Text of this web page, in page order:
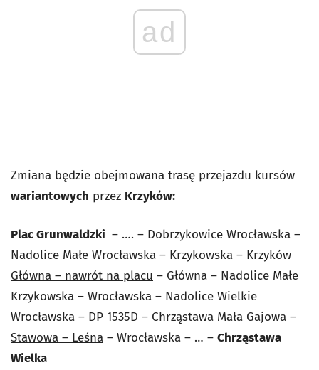
ad
Zmiana będzie obejmowana trasę przejazdu kursów
wariantowych przez Krzyków:
Plac Grunwaldzki – …. – Dobrzykowice Wrocławska –
Nadolice Małe Wrocławska – Krzykowska – Krzyków
Główna – nawrót na placu – Główna – Nadolice Małe
Krzykowska – Wrocławska – Nadolice Wielkie
Wrocławska – DP 1535D – Chrząstawa Mała Gajowa –
Stawowa – Leśna – Wrocławska – … – Chrząstawa
Wielka